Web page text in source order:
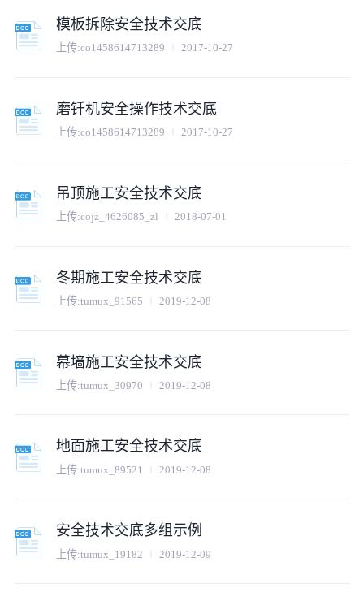
模板拆除安全技术交底
上传:co1458614713289 2017-10-27
磨钎机安全操作技术交底
上传:co1458614713289 2017-10-27
吊顶施工安全技术交底
上传:cojz_4626085_zl 2018-07-01
冬期施工安全技术交底
上传:tumux_91565 2019-12-08
幕墙施工安全技术交底
上传:tumux_30970 2019-12-08
地面施工安全技术交底
上传:tumux_89521 2019-12-08
安全技术交底多组示例
上传:tumux_19182 2019-12-09